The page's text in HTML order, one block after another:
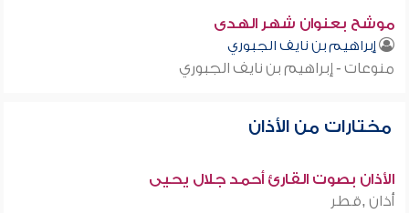
موشح بعنوان شهر الهدى
إبراهيم بن نايف الجبوري
منوعات - إبراهيم بن نايف الجبوري
مختارات من الأذان
الأذان بصوت القارئ أحمد جلال يحيى
أذان ,قطر